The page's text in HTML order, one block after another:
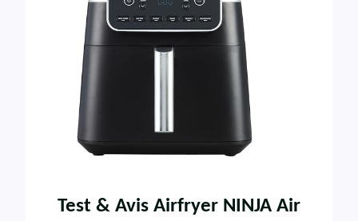
Test & Avis Airfryer NINJA Air